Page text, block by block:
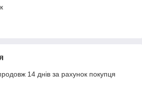
14 днів за рахунок покупця